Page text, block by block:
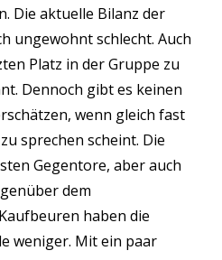
Die aktuelle Bilanz der
ungewohnt schlecht. Auch
Platz in der Gruppe zu
Dennoch gibt es keinen
wenn gleich fast
sprechen scheint. Die
Gegentore, aber auch
dem
haben die
weniger. Mit ein paar